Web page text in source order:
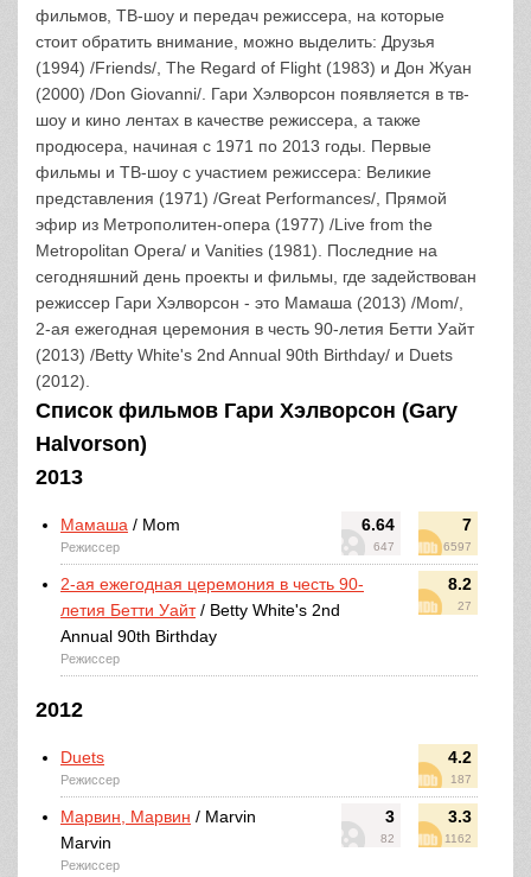
фильмов, ТВ-шоу и передач режиссера, на которые
стоит обратить внимание, можно выделить: Друзья
(1994) /Friends/, The Regard of Flight (1983) и Дон Жуан
(2000) /Don Giovanni/. Гари Хэлворсон появляется в тв-
шоу и кино лентах в качестве режиссера, а также
продюсера, начиная с 1971 по 2013 годы. Первые
фильмы и ТВ-шоу с участием режиссера: Великие
представления (1971) /Great Performances/, Прямой
эфир из Метрополитен-опера (1977) /Live from the
Metropolitan Opera/ и Vanities (1981). Последние на
сегодняшний день проекты и фильмы, где задействован
режиссер Гари Хэлворсон - это Мамаша (2013) /Mom/,
2-ая ежегодная церемония в честь 90-летия Бетти Уайт
(2013) /Betty White's 2nd Annual 90th Birthday/ и Duets
(2012).
Список фильмов Гари Хэлворсон (Gary
Halvorson)
2013
6.64
647
7
6597
Мамаша / Mom
Режиссер
8.2
27
2-ая ежегодная церемония в честь 90-
летия Бетти Уайт/ Betty White's 2nd
Annual 90th Birthday
Режиссер
2012
4.2
187
Duets
Режиссер
3
82
3.3
1162
Марвин, Марвин / Marvin
Marvin
Режиссер